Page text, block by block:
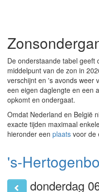
De onderstaande tabel geeft
middelpunt van de zon in
verschijnt en 's avonds weer
een eigen daglengte en een
opkomt en ondergaat.
Omdat Nederland en België
exacte tijden maximaal
hieronder een plaats voor de
's-
donderdag